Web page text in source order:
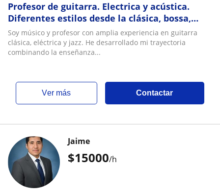
Profesor de guitarra. Electrica y acústica.
Diferentes estilos desde la clásica, bossa,
blues, jazz e improvisación
Soy músico y profesor con amplia experiencia en guitarra
clásica, eléctrica y jazz. He desarrollado mi trayectoria
combinando la enseñanza...
ver más Contactar
$15000/h
Jaime